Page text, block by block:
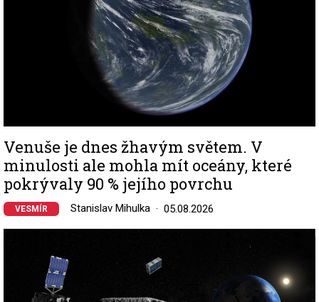
Venuše je dnes žhavým světem. V
minulosti ale mohla mít oceány, které
pokrývaly 90 % jejího povrchu
VESMÍR Stanislav Mihulka 05.08.2026